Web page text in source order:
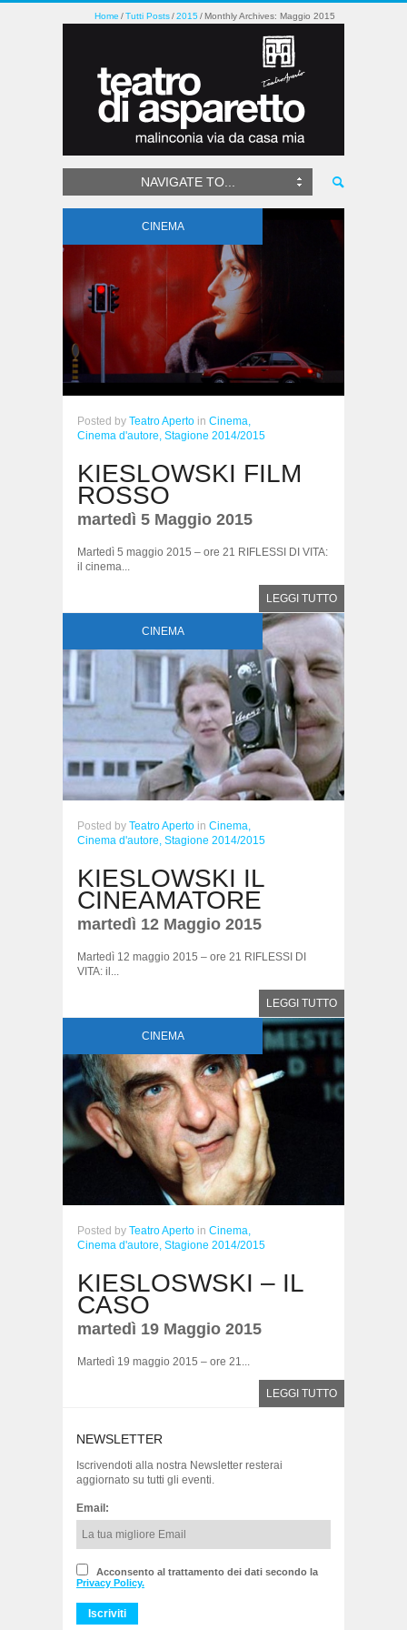
Home Tutti Posts 2015 Monthly Archives: Maggio 2015
NAVIGATE TO...
CINEMA
Posted by Teatro Aperto in Cinema,
Cinema d'autore, Stagione 2014/2015
KIESLOWSKI FILM
ROSSO
martedì 5 Maggio 2015
Martedì 5 maggio 2015 – ore 21 RIFLESSI DI VITA:
il cinema...
LEGGI TUTTO
CINEMA
Posted by Teatro Aperto in Cinema,
Cinema d'autore, Stagione 2014/2015
KIESLOWSKI IL
CINEAMATORE
martedì 12 Maggio 2015
Martedì 12 maggio 2015 – ore 21 RIFLESSI DI
VITA: il...
LEGGI TUTTO
CINEMA
Posted by Teatro Aperto in Cinema,
Cinema d'autore, Stagione 2014/2015
KIESLOSWSKI – IL
CASO
martedì 19 Maggio 2015
Martedì 19 maggio 2015 – ore 21...
LEGGI TUTTO
NEWSLETTER
Iscrivendoti alla nostra Newsletter resterai
aggiornato su tutti gli eventi.
Email:
Acconsento al trattamento dei dati secondo la
Privacy Policy.